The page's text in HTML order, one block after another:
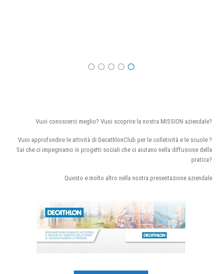
Vuoi conoscerci meglio? Vuoi scoprire la nostra MISSION aziendale?
Vuoi approfondire le attività di DecathlonClub per le colletività e le scuole ?
Sai che ci impegniamo in progetti sociali che ci aiutano nella diffusione della
pratica?
Questo e molto altro nella nostra presentazione aziendale